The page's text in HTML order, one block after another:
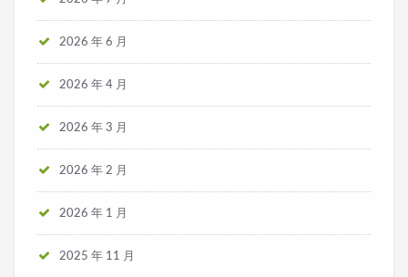
2026 年 6 月
2026 年 4 月
2026 年 3 月
2026 年 2 月
2026 年 1 月
2025 年 11 月